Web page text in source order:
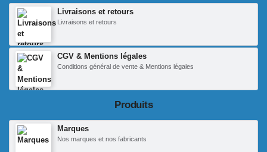
Livraisons et retours
Livraisons et retours
CGV & Mentions légales
Conditions général de vente & Mentions légales
Produits
Marques
Nos marques et nos fabricants